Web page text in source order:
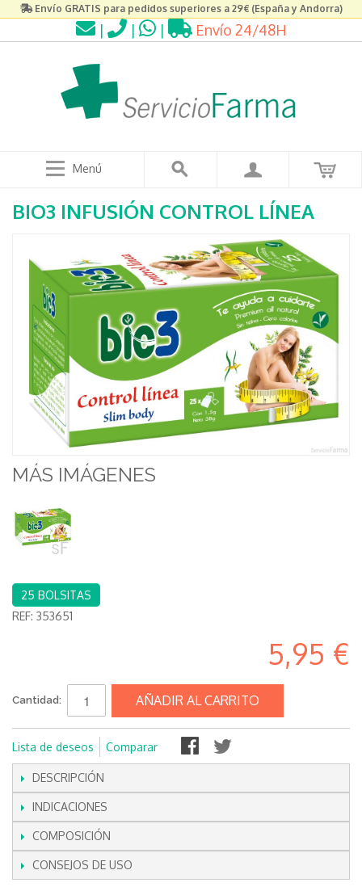
Envío GRATIS para pedidos superiores a 29€ (España y Andorra)
| | | Envío 24/48H
Menú
BIO3 INFUSIÓN CONTROL LÍNEA
MÁS IMÁGENES
25 BOLSITAS
REF: 353651
5,95 €
Cantidad: AÑADIR AL CARRITO
Lista de deseos Comparar
DESCRIPCIÓN
INDICACIONES
COMPOSICIÓN
CONSEJOS DE USO